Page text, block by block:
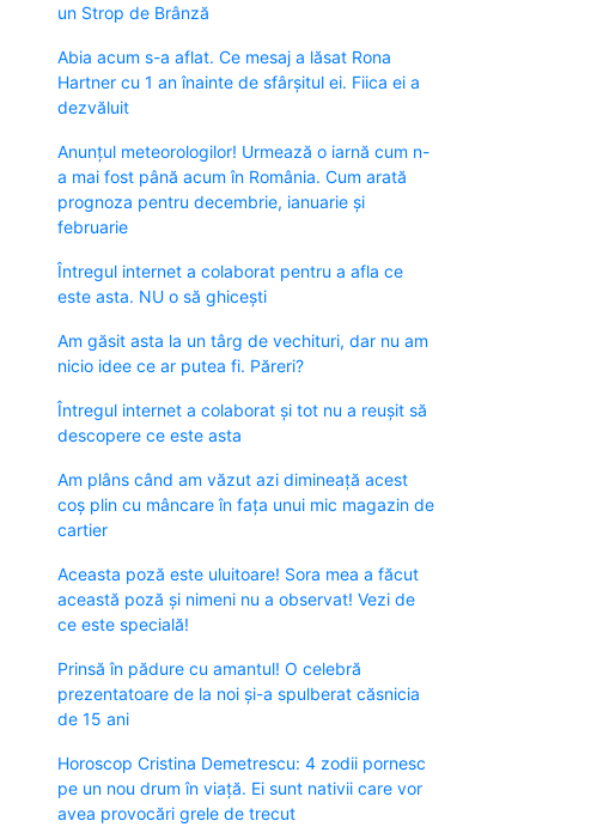
un Strop de Brânză
Abia acum s-a aflat. Ce mesaj a lăsat Rona
Hartner cu 1 an înainte de sfârșitul ei. Fiica ei a
dezvăluit
Anunțul meteorologilor! Urmează o iarnă cum n-
a mai fost până acum în România. Cum arată
prognoza pentru decembrie, ianuarie și
februarie
Întregul internet a colaborat pentru a afla ce
este asta. NU o să ghicești
Am găsit asta la un târg de vechituri, dar nu am
nicio idee ce ar putea fi. Păreri?
Întregul internet a colaborat și tot nu a reușit să
descopere ce este asta
Am plâns când am văzut azi dimineață acest
coș plin cu mâncare în fața unui mic magazin de
cartier
Aceasta poză este uluitoare! Sora mea a făcut
această poză și nimeni nu a observat! Vezi de
ce este specială!
Prinsă în pădure cu amantul! O celebră
prezentatoare de la noi și-a spulberat căsnicia
de 15 ani
Horoscop Cristina Demetrescu: 4 zodii pornesc
pe un nou drum în viață. Ei sunt nativii care vor
avea provocări grele de trecut